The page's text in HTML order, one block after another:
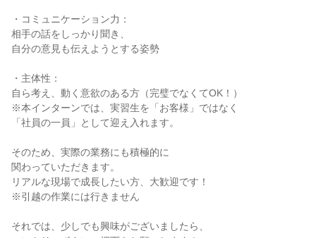
・コミュニケーション力：
相手の話をしっかり聞き、
自分の意見も伝えようとする姿勢
・主体性：
自ら考え、動く意欲のある方（完璧でなくてOK！）
※本インターンでは、実習生を「お客様」ではなく
「社員の一員」として迎え入れます。
そのため、実際の業務にも積極的に
関わっていただきます。
リアルな現場で成長したい方、大歓迎です！
※引越の作業には行きません
それでは、少しでも興味がございましたら、